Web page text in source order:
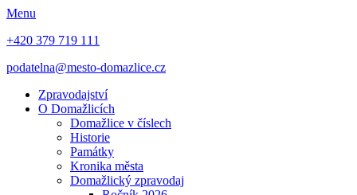
Menu
+420 379 719 111
podatelna@mesto-domazlice.cz
Zpravodajství
O Domažlicích
Domažlice v číslech
Historie
Památky
Kronika města
Domažlický zpravodaj